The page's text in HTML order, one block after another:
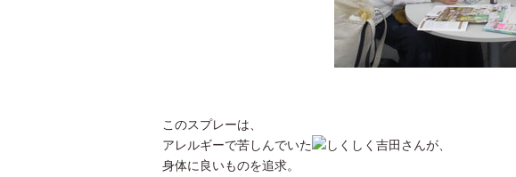
このスプレーは、
アレルギーで苦しんでいた
吉田さんが、
身体に良いものを追求。